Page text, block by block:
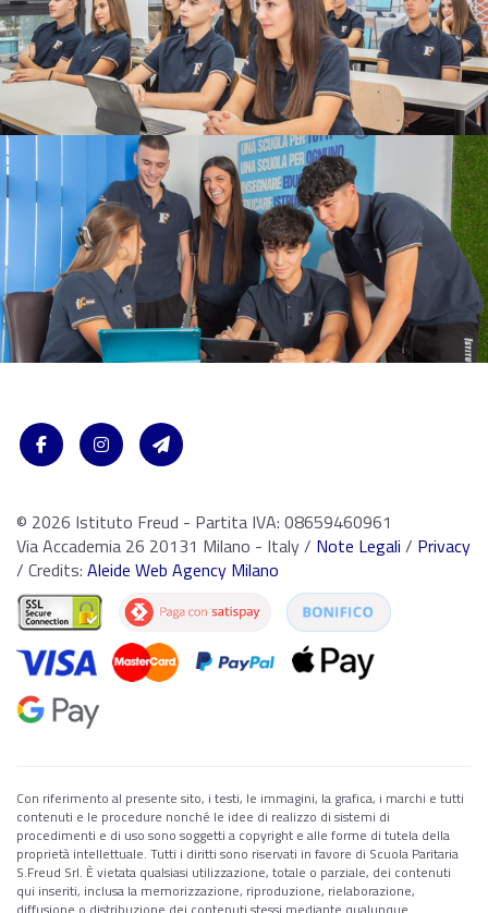
© 2026 Istituto Freud - Partita IVA: 08659460961
Via Accademia 26 20131 Milano - Italy / Note Legali / Privacy
/ Credits: Aleide Web Agency Milano
Con riferimento al presente sito, i testi, le immagini, la grafica, i marchi e tutti
contenuti e le procedure nonché le idee di realizzo di sistemi di
procedimenti e di uso sono soggetti a copyright e alle forme di tutela della
proprietà intellettuale. Tutti i diritti sono riservati in favore di Scuola Paritaria
S.Freud Srl. È vietata qualsiasi utilizzazione, totale o parziale, dei contenuti
qui inseriti, inclusa la memorizzazione, riproduzione, rielaborazione,
diffusione o distribuzione dei contenuti stessi mediante qualunque